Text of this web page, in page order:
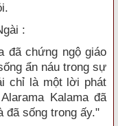
:
đã chứng ngộ giáo
ẩn náu trong sự
chỉ là một lời phát
Kalama đã
đã sống trong ấy."